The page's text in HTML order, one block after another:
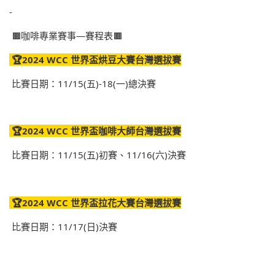
-
🟫咖啡專業賽事—賽程表🟫
🏆2024 WCC 世界盃烘豆大賽台灣選拔賽
比賽日期：11/15(五)-18(一)總決賽
🏆2024 WCC 世界盃咖啡大師台灣選拔賽
比賽日期：11/15(五)初賽、11/16(六)決賽
🏆2024 WCC 世界盃拉花大賽台灣選拔賽
比賽日期：11/17(日)決賽